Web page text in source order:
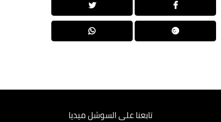
تابعنا على السوشل ميديا